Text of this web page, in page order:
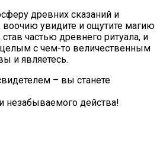
древних сказаний и
воочию увидите и ощутите магию
частью древнего ритуала, и
с чем-то величественным
и являетесь.
– вы станете
незабываемого действа!